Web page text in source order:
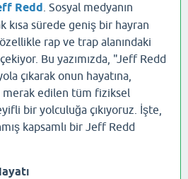
Redd . Sosyal medyanın
kısa sürede geniş bir hayran
rap ve trap alanındaki
Bu yazımızda, "Jeff Redd
çıkarak onun hayatına,
edilen tüm fiziksel
bir yolculuğa çıkıyoruz. İşte,
kapsamlı bir Jeff Redd